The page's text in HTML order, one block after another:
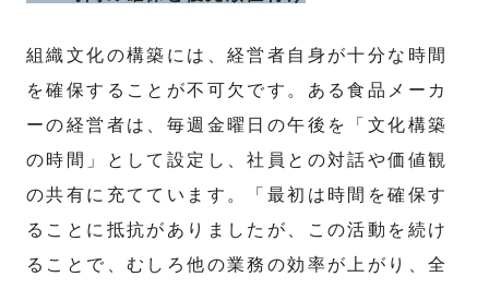
組織文化の構築には、経営者自身が十分な時間
を確保することが不可欠です。ある食品メーカ
ーの経営者は、毎週金曜日の午後を「文化構築
の時間」として設定し、社員との対話や価値観
の共有に充てています。「最初は時間を確保す
ることに抵抗がありましたが、この活動を続け
ることで、むしろ他の業務の効率が上がり、全